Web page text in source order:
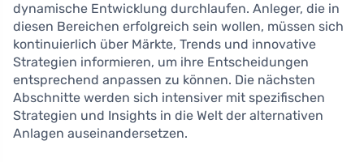
dynamische Entwicklung durchlaufen. Anleger, die in
diesen Bereichen erfolgreich sein wollen, müssen sich
kontinuierlich über Märkte, Trends und innovative
Strategien informieren, um ihre Entscheidungen
entsprechend anpassen zu können. Die nächsten
Abschnitte werden sich intensiver mit spezifischen
Strategien und Insights in die Welt der alternativen
Anlagen auseinandersetzen.